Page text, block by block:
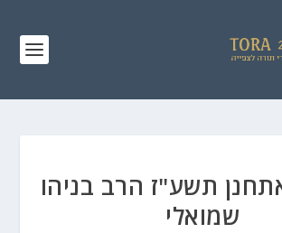
תשע"ז הרב בניהו
שמואלי